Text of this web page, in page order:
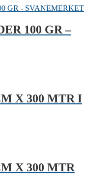
100 GR –
X 300 MTR I
X 300 MTR